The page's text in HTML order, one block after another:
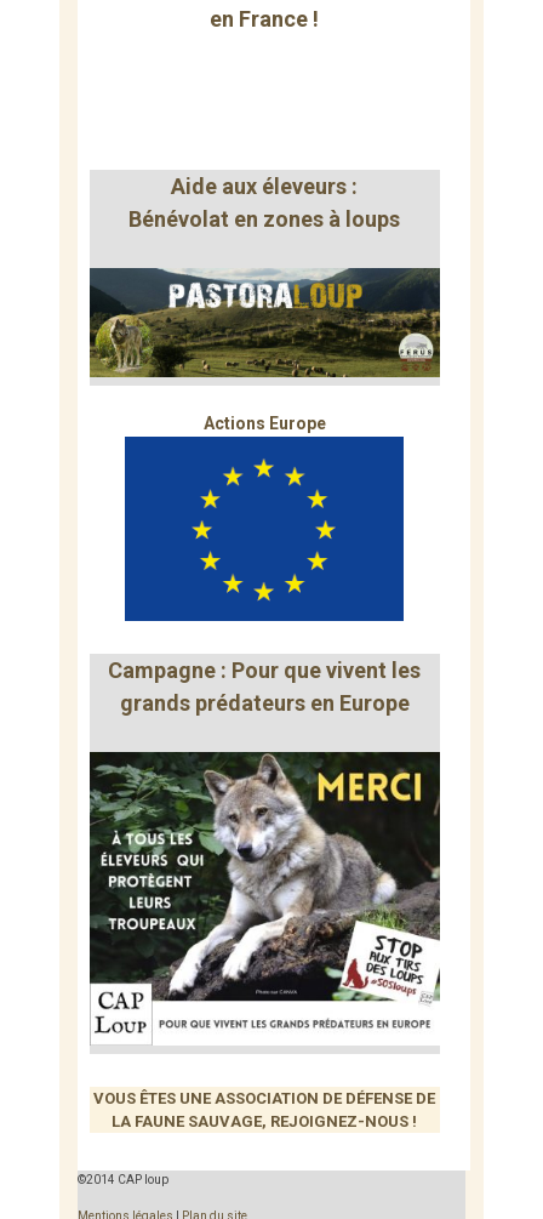
en France !
Aide aux éleveurs :
Bénévolat en zones à loups
Actions Europe
Campagne : Pour que vivent les
grands prédateurs en Europe
VOUS ÊTES UNE ASSOCIATION DE DÉFENSE DE
LA FAUNE SAUVAGE, REJOIGNEZ-NOUS !
©2014 CAP loup